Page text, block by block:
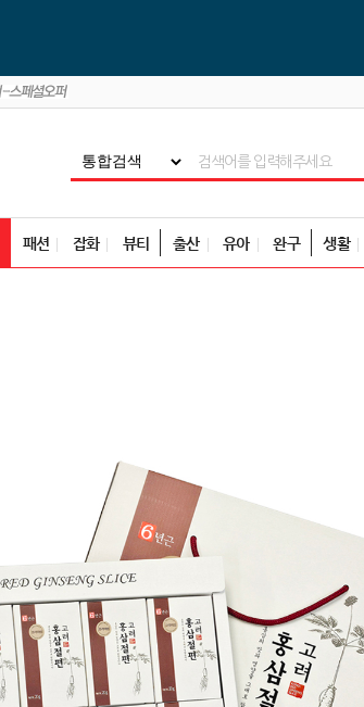
패션 잡화 뷰티 출산 유아 완구 생활